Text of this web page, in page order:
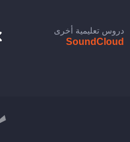
دروس تعليمية أخرى
SoundCloud